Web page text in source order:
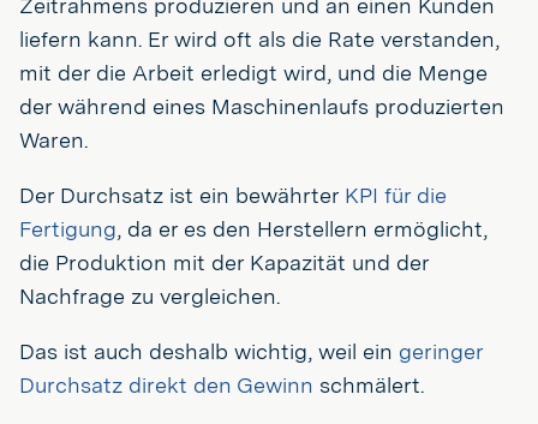
Zeitrahmens produzieren und an einen Kunden
liefern kann. Er wird oft als die Rate verstanden,
mit der die Arbeit erledigt wird, und die Menge
der während eines Maschinenlaufs produzierten
Waren.
Der Durchsatz ist ein bewährter KPI für die
Fertigung, da er es den Herstellern ermöglicht,
die Produktion mit der Kapazität und der
Nachfrage zu vergleichen.
Das ist auch deshalb wichtig, weil ein geringer
Durchsatz direkt den Gewinn schmälert.